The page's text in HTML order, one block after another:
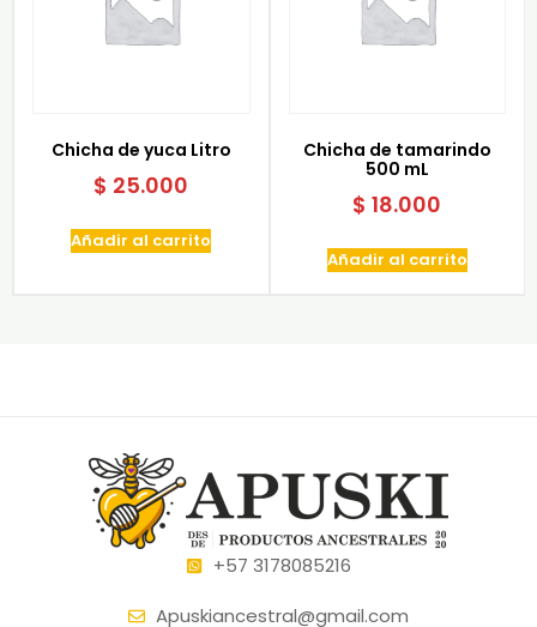
Chicha de yuca Litro
$ 25.000
Añadir al carrito
Chicha de tamarindo
500 mL
$ 18.000
Añadir al carrito
+57 3178085216
Apuskiancestral@gmail.com